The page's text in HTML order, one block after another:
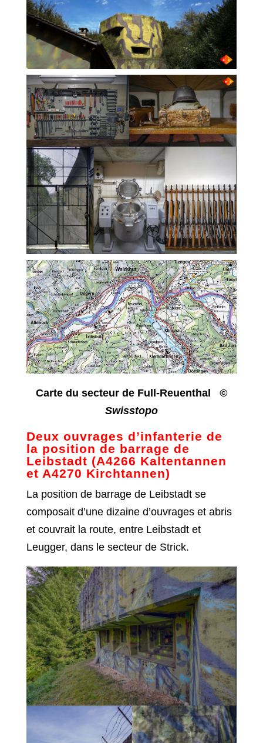
Carte du secteur de Full-Reuenthal ©
Swisstopo
Deux ouvrages d’infanterie de
la position de barrage de
Leibstadt (A4266 Kaltentannen
et A4270 Kirchtannen)
La position de barrage de Leibstadt se
composait d’une dizaine d’ouvrages et abris
et couvrait la route, entre Leibstadt et
Leugger, dans le secteur de Strick.